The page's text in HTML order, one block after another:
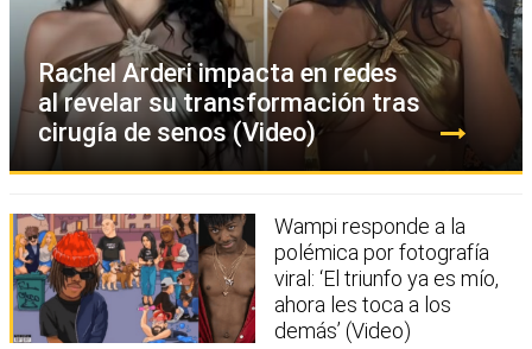
Rachel Arderi impacta en redes
al revelar su transformación tras
cirugía de senos (Video)
Wampi responde a la
polémica por fotografía
viral: ‘El triunfo ya es mío,
ahora les toca a los
demás’ (Video)